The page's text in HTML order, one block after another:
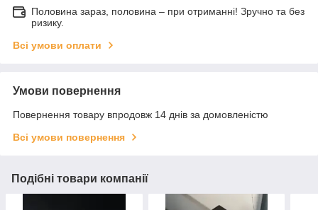
Половина зараз, половина – при отриманні! Зручно та без
ризику.
Всі умови оплати
Умови повернення
Повернення товару впродовж 14 днів за домовленістю
Всі умови повернення
Подібні товари компанії